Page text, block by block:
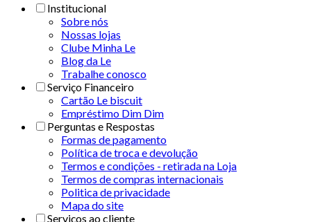
Institucional
Sobre nós
Nossas lojas
Clube Minha Le
Blog da Le
Trabalhe conosco
Serviço Financeiro
Cartão Le biscuit
Empréstimo Dim Dim
Perguntas e Respostas
Formas de pagamento
Política de troca e devolução
Termos e condições - retirada na Loja
Termos de compras internacionais
Politica de privacidade
Mapa do site
Serviços ao cliente